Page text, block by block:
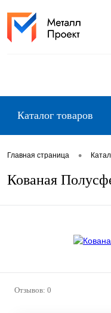
Каталог товаров
Главная страница •
Кованая
Отзывов: 0